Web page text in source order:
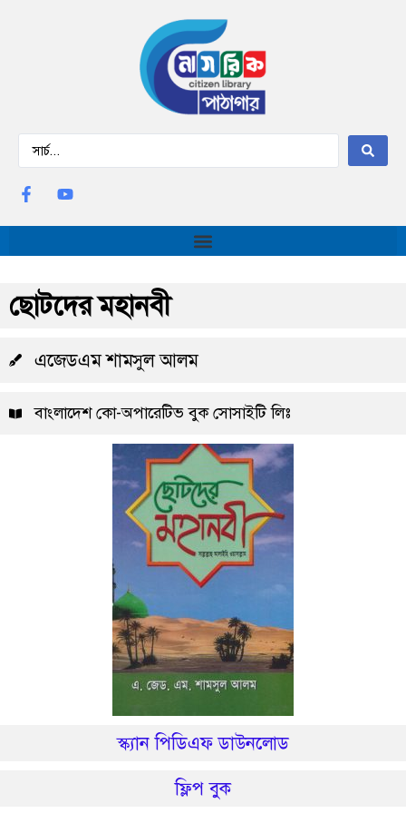
ছোটদের মহানবী
এজেডএম শামসুল আলম
বাংলাদেশ কো-অপারেটিভ বুক সোসাইটি লিঃ
স্ক্যান পিডিএফ ডাউনলোড
ফ্লিপ বুক